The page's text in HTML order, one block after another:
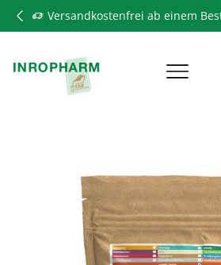
Versandkostenfrei ab einem